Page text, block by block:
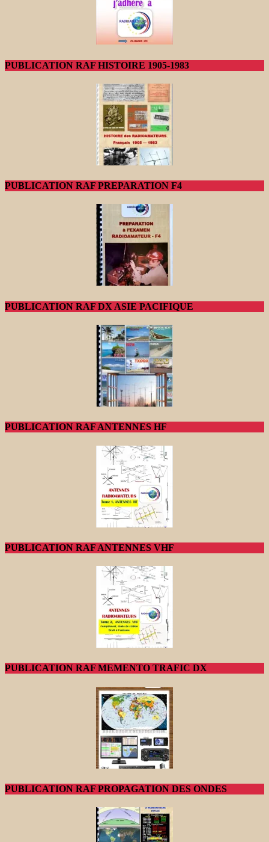
PUBLICATION RAF HISTOIRE 1905-1983
PUBLICATION RAF PREPARATION F4
PUBLICATION RAF DX ASIE PACIFIQUE
PUBLICATION RAF ANTENNES HF
PUBLICATION RAF ANTENNES VHF
PUBLICATION RAF MEMENTO TRAFIC DX
PUBLICATION RAF PROPAGATION DES ONDES